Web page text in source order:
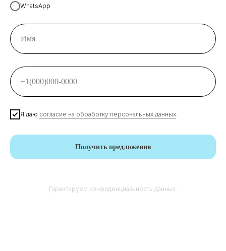
WhatsApp
Я даю согласие на обработку персональных данных
Получить предложения
Гарантируем конфиденциальность данных.